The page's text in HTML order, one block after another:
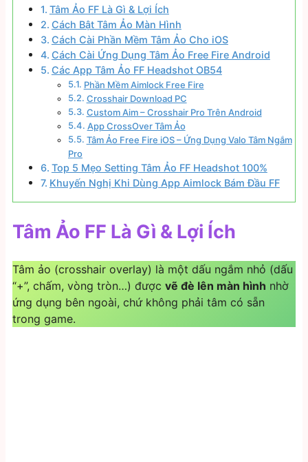
Tâm Ảo FF Là Gì & Lợi Ích
Cách Bật Tâm Ảo Màn Hình
Cách Cài Phần Mềm Tâm Ảo Cho iOS
Cách Cài Ứng Dụng Tâm Ảo Free Fire Android
Các App Tâm Ảo FF Headshot OB54
Phần Mềm Aimlock Free Fire
Crosshair Download PC
Custom Aim – Crosshair Pro Trên Android
App CrossOver Tâm Ảo
Tâm Ảo Free Fire iOS – Ứng Dụng Valo Tâm Ngắm
Pro
Top 5 Mẹo Setting Tâm Ảo FF Headshot 100%
Khuyến Nghị Khi Dùng App Aimlock Bám Đầu FF
Tâm Ảo FF Là Gì & Lợi Ích
Tâm ảo (crosshair overlay) là một dấu ngắm nhỏ (dấu
“+”, chấm, vòng tròn…) được vẽ đè lên màn hình nhờ
ứng dụng bên ngoài, chứ không phải tâm có sẵn
trong game.